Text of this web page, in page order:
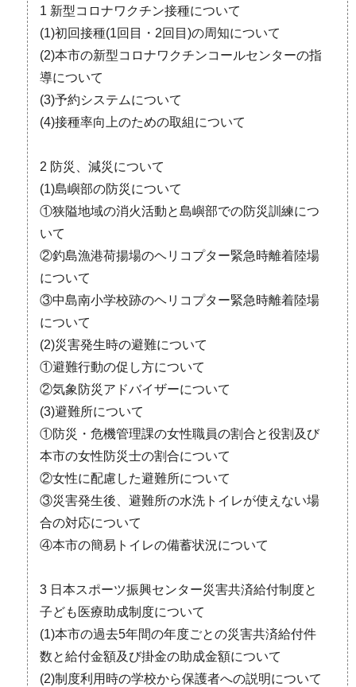
1 新型コロナワクチン接種について
(1)初回接種(1回目・2回目)の周知について
(2)本市の新型コロナワクチンコールセンターの指
導について
(3)予約システムについて
(4)接種率向上のための取組について
2 防災、減災について
(1)島嶼部の防災について
①狭隘地域の消火活動と島嶼部での防災訓練につ
いて
②釣島漁港荷揚場のヘリコプター緊急時離着陸場
について
③中島南小学校跡のヘリコプター緊急時離着陸場
について
(2)災害発生時の避難について
①避難行動の促し方について
②気象防災アドバイザーについて
(3)避難所について
①防災・危機管理課の女性職員の割合と役割及び
本市の女性防災士の割合について
②女性に配慮した避難所について
③災害発生後、避難所の水洗トイレが使えない場
合の対応について
④本市の簡易トイレの備蓄状況について
3 日本スポーツ振興センター災害共済給付制度と
子ども医療助成制度について
(1)本市の過去5年間の年度ごとの災害共済給付件
数と給付金額及び掛金の助成金額について
(2)制度利用時の学校から保護者への説明について